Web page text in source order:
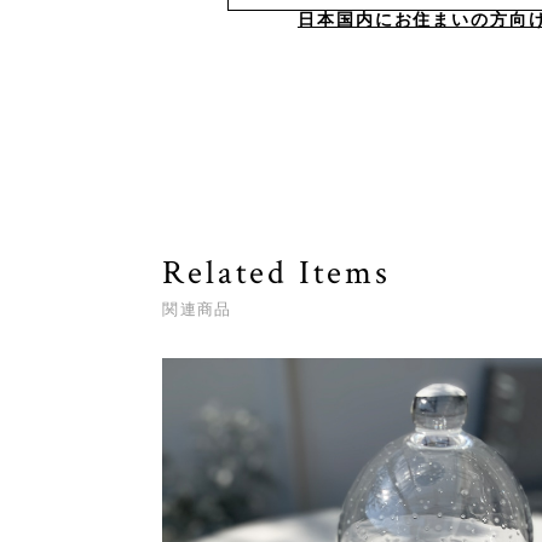
日本国内にお住まいの方向
Related Items
関連商品